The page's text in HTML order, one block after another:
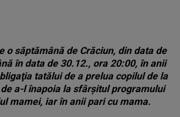
o săptămână de Crăciun, din data de
în data de 30.12., ora 20:00, în anii
tatălui de a prelua copilul de la
a-l înapoia la sfârşitul programului
mamei, iar în anii pari cu mama.